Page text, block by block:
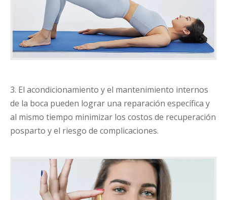
3. El acondicionamiento y el mantenimiento internos
de la boca pueden lograr una reparación específica y
al mismo tiempo minimizar los costos de recuperación
posparto y el riesgo de complicaciones.